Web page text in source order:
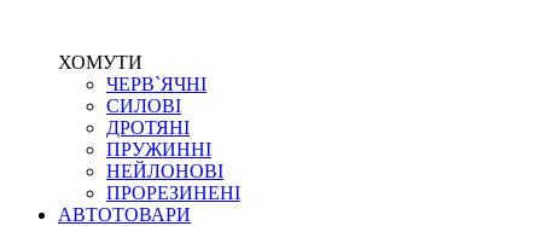
ХОМУТИ
ЧЕРВ`ЯЧНІ
СИЛОВІ
ДРОТЯНІ
ПРУЖИННІ
НЕЙЛОНОВІ
ПРОРЕЗИНЕНІ
АВТОТОВАРИ